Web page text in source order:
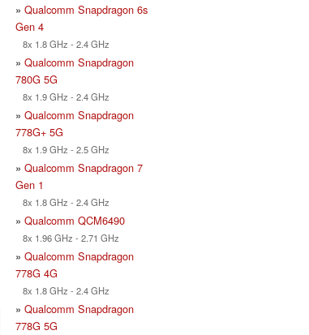
» Qualcomm Snapdragon 6s
Gen 4
8x 1.8 GHz - 2.4 GHz
» Qualcomm Snapdragon
780G 5G
8x 1.9 GHz - 2.4 GHz
» Qualcomm Snapdragon
778G+ 5G
8x 1.9 GHz - 2.5 GHz
» Qualcomm Snapdragon 7
Gen 1
8x 1.8 GHz - 2.4 GHz
» Qualcomm QCM6490
8x 1.96 GHz - 2.71 GHz
» Qualcomm Snapdragon
778G 4G
8x 1.8 GHz - 2.4 GHz
» Qualcomm Snapdragon
778G 5G